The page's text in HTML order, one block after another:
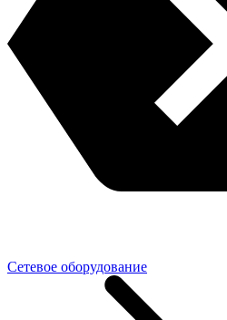
Сетевое оборудование